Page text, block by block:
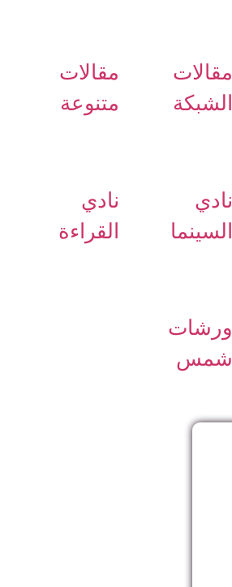
مقالات
الشبكة
مقالات
متنوعة
نادي
السينما
نادي
القراءة
ورشات
شمس